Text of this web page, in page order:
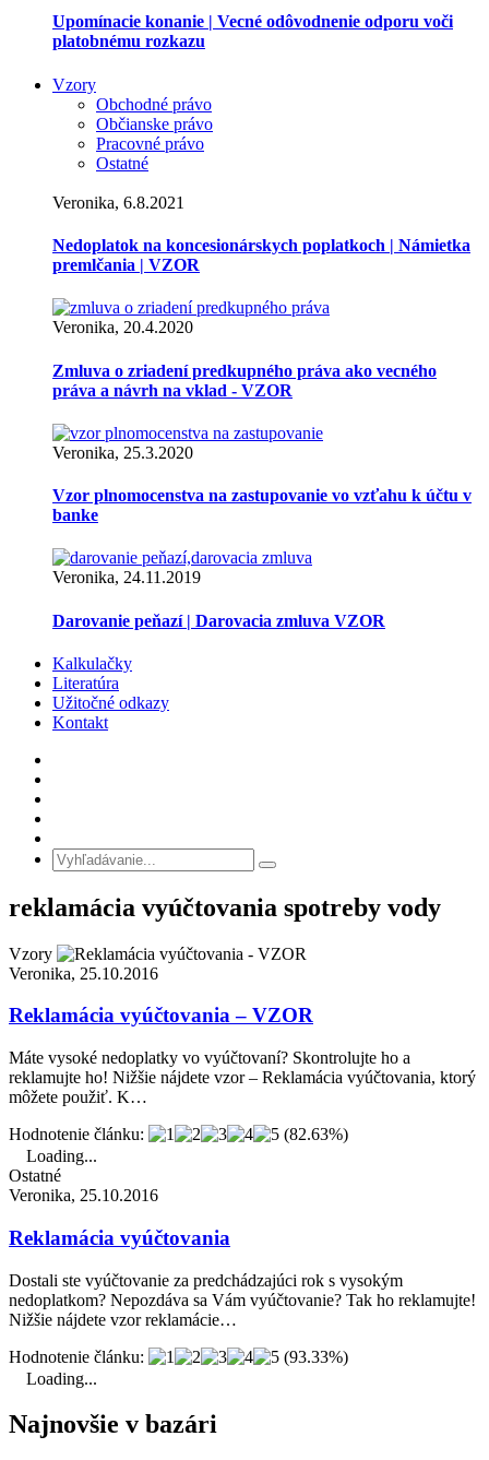
Upomínacie konanie | Vecné odôvodnenie odporu voči
platobnému rozkazu
Vzory
Obchodné právo
Občianske právo
Pracovné právo
Ostatné
Veronika, 6.8.2021
Nedoplatok na koncesionárskych poplatkoch | Námietka
premlčania | VZOR
Veronika, 20.4.2020
Zmluva o zriadení predkupného práva ako vecného
práva a návrh na vklad - VZOR
Veronika, 25.3.2020
Vzor plnomocenstva na zastupovanie vo vzťahu k účtu v
banke
Veronika, 24.11.2019
Darovanie peňazí | Darovacia zmluva VZOR
Kalkulačky
Literatúra
Užitočné odkazy
Kontakt
reklamácia vyúčtovania spotreby vody
Vzory
Veronika, 25.10.2016
Reklamácia vyúčtovania – VZOR
Máte vysoké nedoplatky vo vyúčtovaní? Skontrolujte ho a
reklamujte ho! Nižšie nájdete vzor – Reklamácia vyúčtovania, ktorý
môžete použiť. K…
Hodnotenie článku:
(82.63%)
Loading...
Ostatné
Veronika, 25.10.2016
Reklamácia vyúčtovania
Dostali ste vyúčtovanie za predchádzajúci rok s vysokým
nedoplatkom? Nepozdáva sa Vám vyúčtovanie? Tak ho reklamujte!
Nižšie nájdete vzor reklamácie…
Hodnotenie článku:
(93.33%)
Loading...
Najnovšie v bazári